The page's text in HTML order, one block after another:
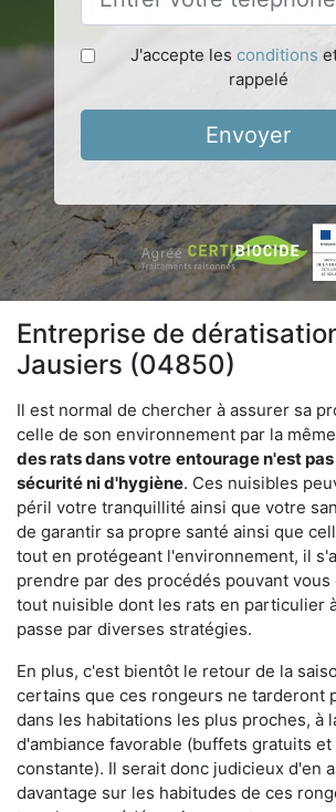
J'accepte les conditions
rappelé
Envoyer
Entreprise de
Jausiers (04850)
Il est normal de chercher à assurer sa
celle de son environnement par la
des rats dans votre entourage n'est
sécurité ni d'hygiène. Ces nuisibles
péril votre tranquillité ainsi que votre
de garantir sa propre santé ainsi que
tout en protégeant l'environnement, il
prendre par des procédés pouvant vous
tout nuisible dont les rats en particulier
passe par diverses stratégies.
En plus, c'est bientôt le retour de la
certains que ces rongeurs ne tarderont
dans les habitations les plus proches, à
d'ambiance favorable (buffets gratuits
constante). Il serait donc judicieux d'en
davantage sur les habitudes de ces